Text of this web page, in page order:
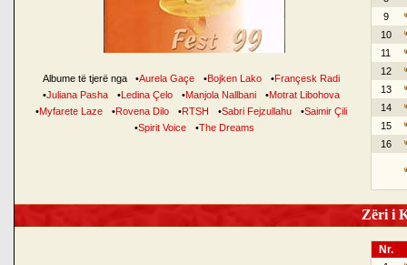
Albume të tjerë nga •Aurela Gaçe •Bojken Lako •Françesk Radi
•Juliana Pasha •Ledina Çelo •Manjola Nallbani •Motrat Libohova
•Myfarete Laze •Rovena Dilo •RTSH •Sabri Fejzullahu •Saimir Çili
•Spirit Voice •The Dreams
9
10
11
12
13
14
15
16
Zëri i
Nr.